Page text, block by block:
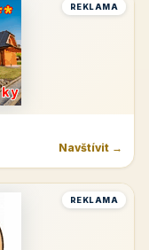
REKLAMA
Navštívit →
REKLAMA